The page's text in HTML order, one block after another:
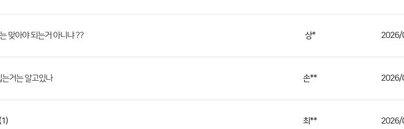
맞아야 되는거 아니냐 ?? 상* 2026/
거는 알고있나 손** 2026/
(1) 최** 2026/